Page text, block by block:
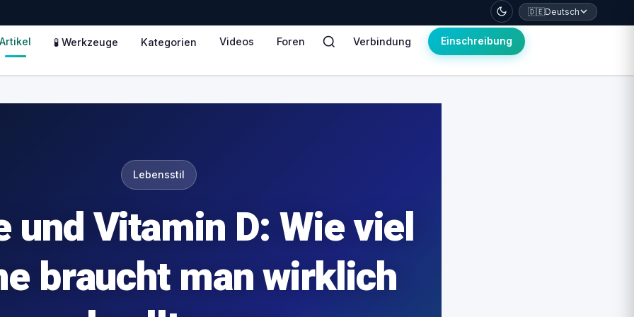
🇩🇪Deutsch
Artikel 🧪 Werkzeuge Kategorien Videos Foren Verbindung Einschreibung
Lebensstil
und Vitamin D: Wie viel
braucht man wirklich